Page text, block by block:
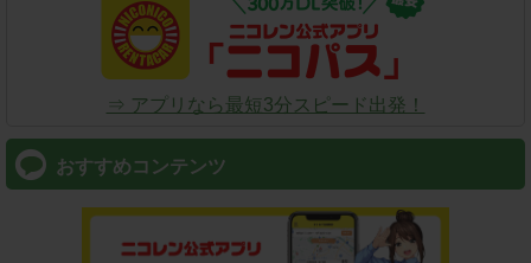
⇒ アプリなら最短3分スピード出発！
おすすめコンテンツ